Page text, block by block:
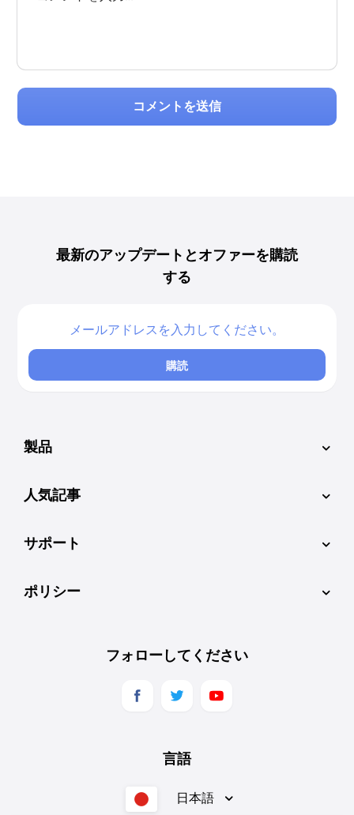
コメントを送信
最新のアップデートとオファーを購読
する
購読
製品
人気記事
サポート
ポリシー
フォローしてください
言語
日本語